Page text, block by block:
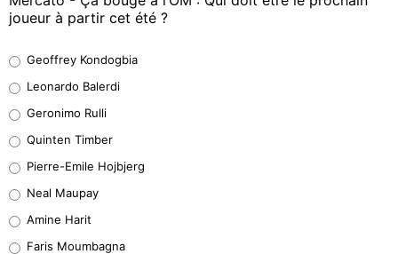
joueur à partir cet été ?
38%
32%
4%
1%
Geoffrey Kondogbia
Leonardo Balerdi
Geronimo Rulli
Quinten Timber
Pierre-Emile Hojbjerg
Neal Maupay
Amine Harit
Faris Moumbagna